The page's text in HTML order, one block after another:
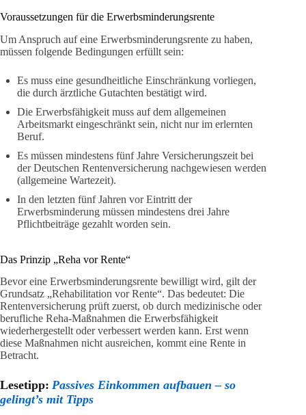
Voraussetzungen für die Erwerbsminderungsrente
Um Anspruch auf eine Erwerbsminderungsrente zu haben,
müssen folgende Bedingungen erfüllt sein:
Es muss eine gesundheitliche Einschränkung vorliegen,
die durch ärztliche Gutachten bestätigt wird.
Die Erwerbsfähigkeit muss auf dem allgemeinen
Arbeitsmarkt eingeschränkt sein, nicht nur im erlernten
Beruf.
Es müssen mindestens fünf Jahre Versicherungszeit bei
der Deutschen Rentenversicherung nachgewiesen werden
(allgemeine Wartezeit).
In den letzten fünf Jahren vor Eintritt der
Erwerbsminderung müssen mindestens drei Jahre
Pflichtbeiträge gezahlt worden sein.
Das Prinzip „Reha vor Rente“
Bevor eine Erwerbsminderungsrente bewilligt wird, gilt der
Grundsatz „Rehabilitation vor Rente“. Das bedeutet: Die
Rentenversicherung prüft zuerst, ob durch medizinische oder
berufliche Reha-Maßnahmen die Erwerbsfähigkeit
wiederhergestellt oder verbessert werden kann. Erst wenn
diese Maßnahmen nicht ausreichen, kommt eine Rente in
Betracht.
Lesetipp: Passives Einkommen aufbauen – so
gelingt’s mit Tipps